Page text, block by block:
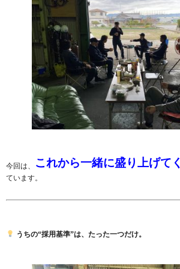
今回は、 これから一緒に盛り上げて
ています。
うちの“採用基準”は、たった一つだけ。